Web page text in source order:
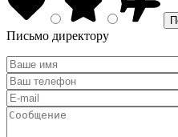
Письмо директору